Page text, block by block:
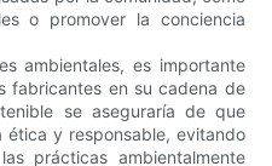
o promover la conciencia
ambientales, es importante
fabricantes en su cadena de
se aseguraría de que
ética y responsable, evitando
prácticas ambientalmente